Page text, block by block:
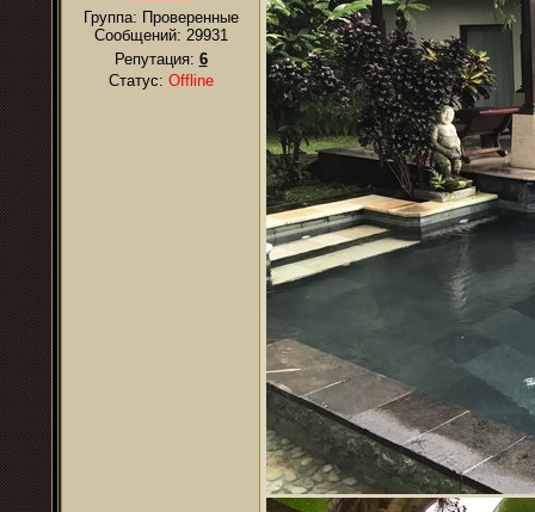
Группа: Проверенные
Сообщений: 29931
Репутация: 6
Статус: Offline